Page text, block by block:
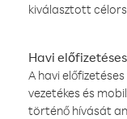
kiválasztott
Havi
A havi
vezetékes és
történő hívását